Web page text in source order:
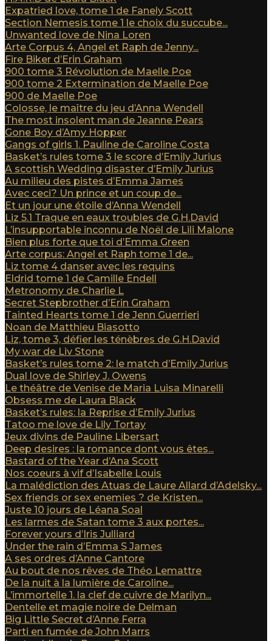
Expatried love, tome 1 de Fanely Scott
Section Nemesis tome 1 le choix du succube...
Unwanted love de Nina Loren
Arte Corpus 4, Angel et Raph de Jenny...
Fire Biker d’Erin Graham
900 tome 3 Révolution de Maelle Poe
900 tome 2 Extermination de Maelle Poe
900 de Maelle Poe
Colosse, le maître du jeu d’Anna Wendell
The most insolent man de Jeanne Pears
Gone Boy d’Amy Hopper
Gangs of girls 1. Pauline de Caroline Costa
Basket’s rules tome 3 le score d’Emily Jurius
A scottish Wedding disaster d’Emily Jurius
Au milieu des pistes d’Emma James
Avec ceci? Un prince et un coup de...
Et un jour une étoile d’Anna Wendell
Liz 5.1 Traque en eaux troubles de G.H.David
L’insupportable inconnu de Noël de Lili Malone
Bien plus forte que toi d’Emma Green
Arte corpus: Angel et Raph tome 1 de...
Liz tome 4 danser avec les requins
Eldrid tome 1 de Camille Endell
Metronomy de Charlie L
Secret Stepbrother d’Erin Graham
Tainted Hearts tome 1 de Jenn Guerrieri
Noan de Matthieu Biasotto
Liz, tome 3, défier les ténèbres de G.H.David
My war de Liv Stone
Basket’s rules tome 2: le match d’Emily Jurius
Dual love de Shirley J. Owens
Le théâtre de Venise de Maria Luisa Minarelli
Obsess me de Laura Black
Basket’s rules: la Reprise d’Emily Jurius
Tatoo me love de Lily Tortay
Jeux divins de Pauline Libersart
Deep desires : la romance dont vous êtes...
Bastard of the Year d’Ana Scott
Nos coeurs à vif d’Isabelle Louis
La malédiction des Atuas de Laure Allard d’Adelsky...
Sex friends or sex enemies ? de Kristen...
Juste 10 jours de Léana Soal
Les larmes de Satan tome 3 aux portes...
Forever yours d’Iris Julliard
Under the rain d’Emma S James
A ses ordres d’Anne Cantore
Au bout de nos rêves de Théo Lemattre
De la nuit à la lumière de Caroline...
L’immortelle 1. la clef de cuivre de Marilyn...
Dentelle et magie noire de Delman
Big Little Secret d’Anne Ferra
Parti en fumée de John Marrs